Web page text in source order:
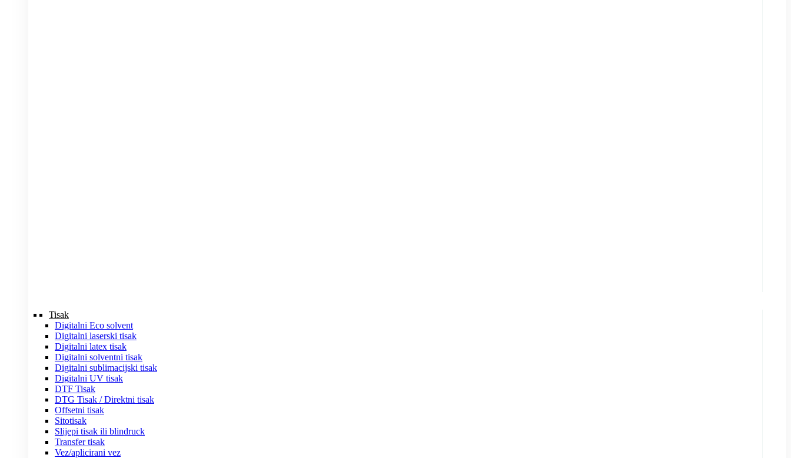
Tisak
Digitalni Eco solvent
Digitalni laserski tisak
Digitalni latex tisak
Digitalni solventni tisak
Digitalni sublimacijski tisak
Digitalni UV tisak
DTF Tisak
DTG Tisak / Direktni tisak
Offsetni tisak
Sitotisak
Slijepi tisak ili blindruck
Transfer tisak
Vez/aplicirani vez